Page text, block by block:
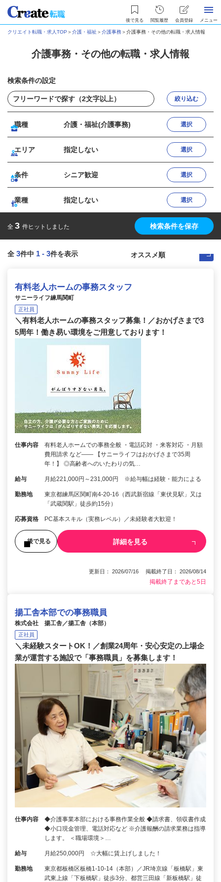
後で見る 閲覧履歴 会員登録 メニュー
クリエイト転職・求人TOP ＞介護・福祉＞介護事務＞介護事務・その他の転職・求人情報
介護事務・その他の転職・求人情報
検索条件の設定
絞り込む
職種 介護・福祉(介護事務) 選択
エリア 指定しない 選択
条件 シニア歓迎 選択
業種 指定しない 選択
全 3 件ヒットしました 検索条件を保存
全 3件中 1 - 3件を表示
有料老人ホームの事務スタッフ
サニーライフ練馬関町
正社員
＼有料老人ホームの事務スタッフ募集！／おかげさまで3
5周年！働き易い環境をご用意しております！
仕事内容
有料老人ホームでの事務全般 ・電話応対 ・来客対応 ・月額
費用請求 など―― 【サニーライフはおかげさまで35周
年！】 ◎高齢者へのいたわりの気…
給与 月給221,000円～231,000円 ※給与幅は経験・能力による
勤務地
東京都練馬区関町南4-20-16（西武新宿線「東伏見駅」又は
「武蔵関駅」徒歩約15分）
応募資格 PC基本スキル（実務レベル）／未経験者大歓迎！
後で見る 詳細を見る
更新日： 2026/07/16 掲載終了日： 2026/08/14
掲載終了まであと5日
揚工舎本部での事務職員
株式会社 揚工舎／揚工舎（本部）
正社員
＼未経験スタートOK！／創業24周年・安心安定の上場企
業が運営する施設で「事務職員」を募集します！
仕事内容
◆介護事業本部における事務作業全般 ◆請求書、領収書作成
◆小口現金管理、電話対応など ※介護報酬の請求業務は指導
します。 ＜職場環境＞…
給与 月給250,000円 ☆大幅に賃上げしました！
勤務地
東京都板橋区板橋1-10-14（本部）／JR埼京線「板橋駅」東
武東上線「下板橋駅」徒歩3分、都営三田線「新板橋駅」徒